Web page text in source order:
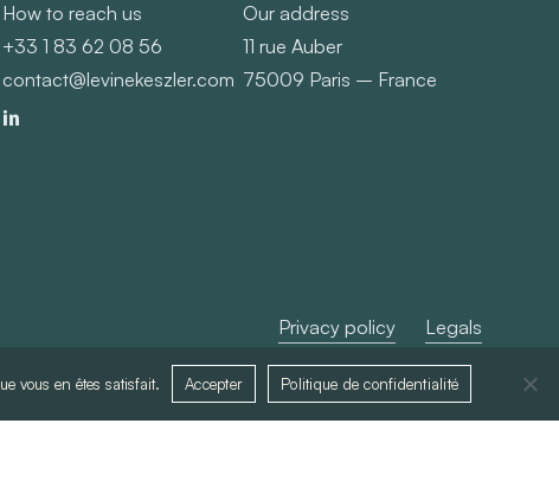
How to reach us
+33 1 83 62 08 56
contact@levinekeszler.com
Our address
11 rue Auber
75009 Paris – France
Privacy policy Legals
vous en êtes satisfait. Accepter Politique de confidentialité